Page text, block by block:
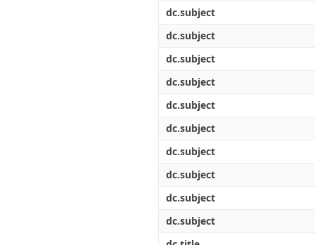
dc.subject
dc.subject
dc.subject
dc.subject
dc.subject
dc.subject
dc.subject
dc.subject
dc.subject
dc.subject